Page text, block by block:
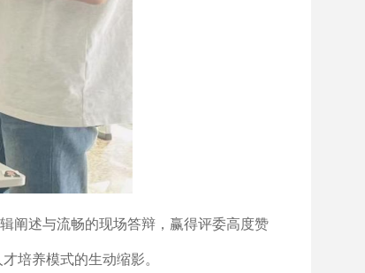
阐述与流畅的现场答辩，赢得评委高度赞
培养模式的生动缩影。